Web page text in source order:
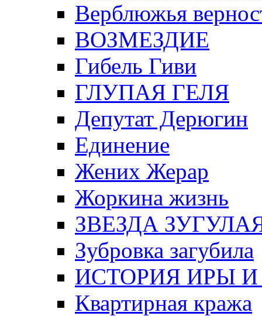
Верблюжья
ВОЗМЕЗДИЕ
Гибель Гиви
ГЛУПАЯ ГЕЛЯ
Депутат Дерюгин
Единение
Жених Жерар
Жоркина жизнь
ЗВЕЗДА
Зубровка загубила
ИСТОРИЯ ИРЫ
Квартирная кража